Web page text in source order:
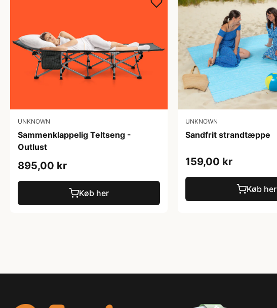
UNKNOWN
Sammenklappelig Teltseng -
Outlust
895,00 kr
Køb her
UNKNOWN
Sandfrit strandtæppe
159,00 kr
Køb her